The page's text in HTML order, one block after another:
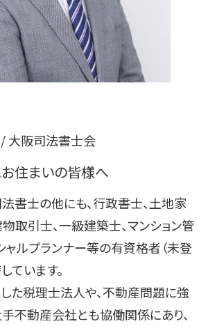
大阪司法書士会
住まいの皆様へ
書士の他にも、行政書士、土地家
取引士、一級建築士、マンション管
ャルプランナー等の有資格者（未登
ています。
た税理士法人や、不動産問題に強
不動産会社とも協働関係にあり、